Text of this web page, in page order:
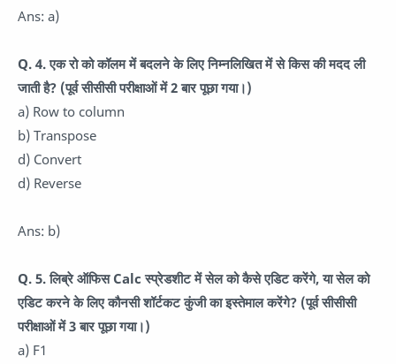
Ans: a)
Q. 4. एक रो को कॉलम में बदलने के लिए निम्नलिखित में से किस की मदद ली
जाती है? (पूर्व सीसीसी परीक्षाओं में 2 बार पूछा गया।)
a) Row to column
b) Transpose
d) Convert
d) Reverse
Ans: b)
Q. 5. लिब्रे ऑफिस Calc स्प्रेडशीट में सेल को कैसे एडिट करेंगे, या सेल को
एडिट करने के लिए कौनसी शॉर्टकट कुंजी का इस्तेमाल करेंगे? (पूर्व सीसीसी
परीक्षाओं में 3 बार पूछा गया।)
a) F1